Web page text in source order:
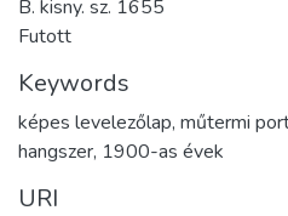
B. kisny. sz. 1655
Futott
Keywords
képes levelezőlap, műtermi
hangszer, 1900-as évek
URI